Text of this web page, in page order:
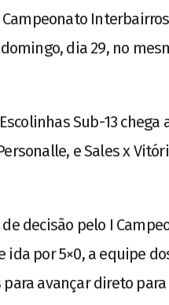
dia 29, no
Sub-13
e Sales x
decisão pelo I
ida por 5×0, a equipe
avançar direto